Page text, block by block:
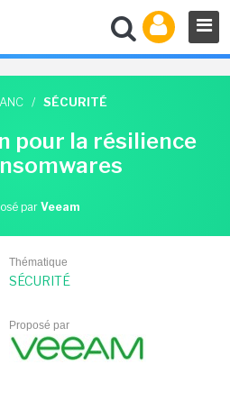
/ SÉCURITÉ
pour la résilience
par Veeam
Thématique
SÉCURITÉ
Proposé par